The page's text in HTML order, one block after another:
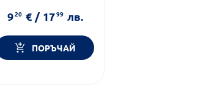
Предназначено за:
възрастни/деца
920 € / 1799 лв.
ПОРЪЧАЙ